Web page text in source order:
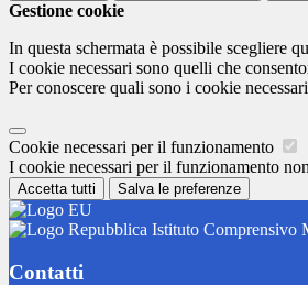
Gestione cookie
In questa schermata è possibile scegliere
I cookie necessari sono quelli che
Per conoscere quali sono i cookie
Cookie necessari per il funzionamento
I cookie necessari per il funzionamento
Accetta tutti Salva le preferenze
Istituto Comprensivo
Contatti